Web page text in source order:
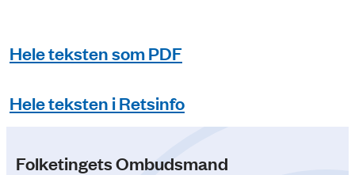
Hele teksten som PDF
Hele teksten i Retsinfo
Folketingets Ombudsmand